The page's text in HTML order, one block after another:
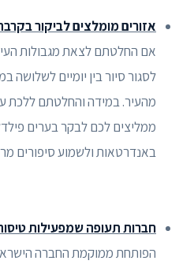
אזורים מומלצים לביקור
אם החלטתם לצאת מגבולות
לסגור סיור בין יומיים לשלושה
מהעיר. במידה והחלטתם ללכת
ממליצים לכם לבקר בערים
באנדרטאות ולשמוע סיפורים
חברות תעופה שמפעילות טיסות
הפותחת ממוקמת החברה